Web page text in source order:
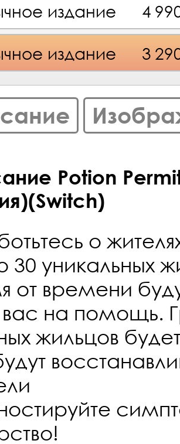
издание 4
издание 3
Potion
о
30 уникальных
от времени
вас на помощь.
жильцов